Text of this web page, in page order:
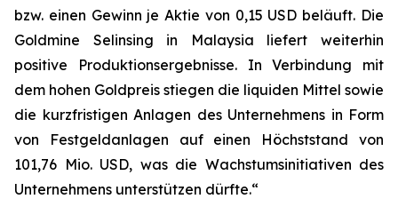
bzw. einen Gewinn je Aktie von 0,15 USD beläuft. Die
Goldmine Selinsing in Malaysia liefert weiterhin
positive Produktionsergebnisse. In Verbindung mit
dem hohen Goldpreis stiegen die liquiden Mittel sowie
die kurzfristigen Anlagen des Unternehmens in Form
von Festgeldanlagen auf einen Höchststand von
101,76 Mio. USD, was die Wachstumsinitiativen des
Unternehmens unterstützen dürfte.“